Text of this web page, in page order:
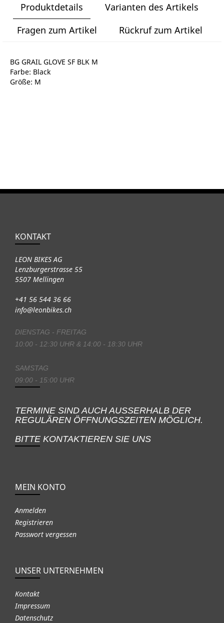
Produktdetails
Varianten des Artikels
Fragen zum Artikel
Rückruf zum Artikel
BG GRAIL GLOVE SF BLK M
Farbe: Black
Größe: M
KONTAKT
LEON BIKES AG
Lenzburgerstrasse 55
5507 Mellingen
+41 56 544 36 66
info@leonbikes.ch
DIENSTAG - FREITAG
10:00 - 12:30 UHR & 14:00 - 18:30 UHR
SAMSTAG
09:00 - 15:00 UHR
TERMINE SIND AUCH AUSSERHALB DER
REGULÄREN ÖFFNUNGSZEITEN MÖGLICH.
BITTE KONTAKTIEREN SIE UNS
MEIN KONTO
Anmelden
Registrieren
Passwort vergessen
UNSER UNTERNEHMEN
Kontakt
Impressum
Datenschutz